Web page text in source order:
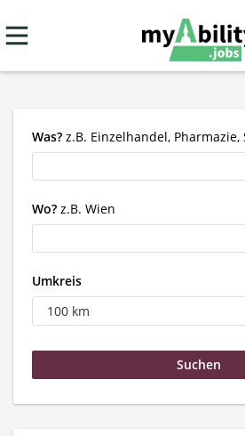
Was? z.B. Einzelhandel, Pharmazie,
Wo? z.B. Wien
Umkreis